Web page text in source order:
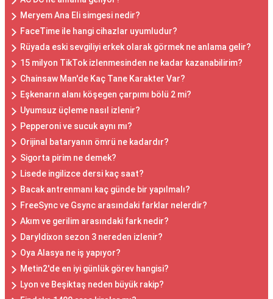
Meryem Ana Eli simgesi nedir?
FaceTime ile hangi cihazlar uyumludur?
Rüyada eski sevgiliyi erkek olarak görmek ne anlama gelir?
15 milyon TikTok izlenmesinden ne kadar kazanabilirim?
Chainsaw Man'de Kaç Tane Karakter Var?
Eşkenarın alanı köşegen çarpımı bölü 2 mi?
Uyumsuz üçleme nasıl izlenir?
Pepperoni ve sucuk aynı mı?
Orijinal bataryanın ömrü ne kadardır?
Sigorta pirim ne demek?
Lisede ingilizce dersi kaç saat?
Bacak antrenmanı kaç günde bir yapılmalı?
FreeSync ve Gsync arasındaki farklar nelerdir?
Akım ve gerilim arasındaki fark nedir?
Daryldixon sezon 3 nereden izlenir?
Oya Alasya ne iş yapıyor?
Metin2'de en iyi günlük görev hangisi?
Lyon ve Beşiktaş neden büyük rakip?